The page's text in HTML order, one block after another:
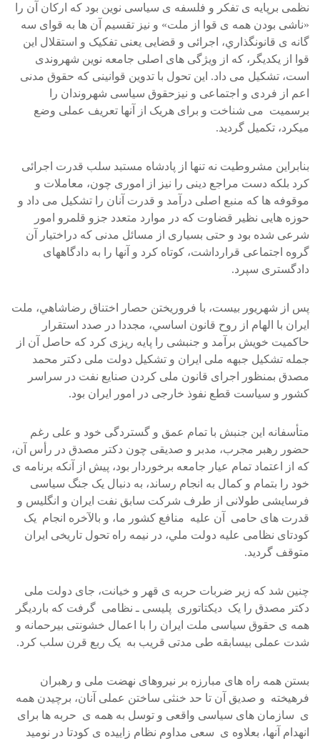
نظمی برپايه ی تفکر و فلسفه ی سياسی نوين بود که ارکان آن را
«ناشی بودن همه ی قوا از ملت» و نيز تقسيم آن ها به قوای سه
گانه ی قانونگذاري، اجرائی و قضايی يعنی تفکيک و استقلال اين
قوا از يکديگر، که از ويژگی های اصلی جامعه نوين شهروندی
است، تشکيل می داد. اين تحول با تدوين قوانينی که حقوق مدنی
اعم از فردی و اجتماعی و نيزحقوق سياسی شهروندان را
برسميت می شناخت و برای هريک از آنها تعريف عملی وضع
ميکرد، تکميل گرديد.
بنابراين مشروطيت نه تنها از پادشاه مستبد سلب قدرت اجرائی
کرد بلکه دست مراجع دينی را نيز از اموری چون، معاملات و
موقوفه ها که منبع اصلی درآمد و قدرت آنان را تشکيل می داد و
حوزه هايی نظير قضاوت که در موارد متعدد جزو قلمرو امور
شرعی شده بود و حتی بسياری از مسائل مدنی که دراختيار آن
گروه اجتماعی قرارداشت، کوتاه کرد و آنها را به دادگاههای
دادگستری سپرد.
پس از شهريور بيست، با فروريختن حصار اختناق رضاشاهي، ملت
ايران با الهام از روح قانون اساسي، مجددا در صدد استقرار
حاکميت خويش برآمد و جنبشی را پايه ريزی کرد که حاصل آن از
جمله تشکيل جبهه ملی ايران و تشکيل دولت ملی دکتر محمد
مصدق بمنظور اجرای قانون ملی کردن صنايع نفت در سراسر
کشور و سياست قطع نفوذ خارجی در امور ايران بود.
متأسفانه اين جنبش با تمام عمق و گستردگی خود و علی رغم
حضور رهبر مجرب، مدبر و صديقی چون دکتر مصدق در رأس آن،
که از اعتماد تمام عيار جامعه برخوردار بود، پيش از آنکه برنامه ی
خود را بتمام و کمال به انجام رساند، به دنبال يک جنگ سياسی
فرسايشی طولانی از طرف شرکت سابق نفت ايران و انگليس و
قدرت های حامی آن عليه منافع کشور ما، و بالآخره انجام يک
کودتای نظامی عليه دولت ملي، در نيمه راه تحول تاريخی ايران
متوقف گرديد.
چنين شد که زير ضربات حربه ی قهر و خيانت، جای دولت ملی
دکتر مصدق را يک ديکتاتوری پليسی ـ نظامی گرفت که بارديگر
همه ی حقوق سياسی ملت ايران را با اعمال خشونتی بيرحمانه و
شدت عملی بيسابقه طی مدتی قريب به يک ربع قرن سلب کرد.
بستن همه راه های مبارزه بر نيروهای نهضت ملی و رهبران
فرهيخته و صديق آن تا حد خنثی ساختن عملی آنان، برچيدن همه
ی سازمان های سياسی واقعی و توسل به همه ی حربه ها برای
انهدام آنها، بعلاوه ی سعی مداوم نظام زاييده ی کودتا در نوميد